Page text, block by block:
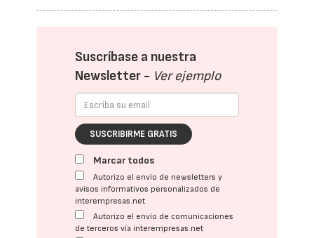
Suscríbase a nuestra
Newsletter - Ver ejemplo
SUSCRIBIRME GRATIS
Marcar todos
Autorizo el envío de newsletters y
avisos informativos personalizados de
interempresas.net
Autorizo el envío de comunicaciones
de terceros vía interempresas.net